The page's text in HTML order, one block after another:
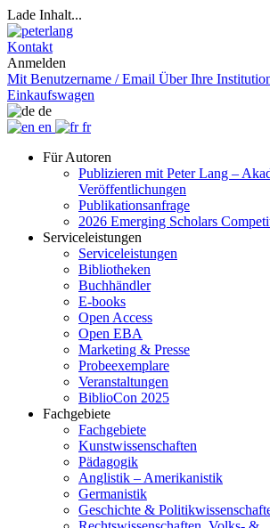
Lade Inhalt...
Kontakt
Anmelden
Mit Benutzername / Email Über Ihre
Einkaufswagen
de
en
fr
Für Autoren
Publizieren mit Peter Lang –
Veröffentlichungen
Publikationsanfrage
2026 Emerging Scholars
Serviceleistungen
Serviceleistungen
Bibliotheken
Buchhändler
E-books
Open Access
Open EBA
Marketing & Presse
Probeexemplare
Veranstaltungen
BiblioCon 2025
Fachgebiete
Fachgebiete
Kunstwissenschaften
Pädagogik
Anglistik – Amerikanistik
Germanistik
Geschichte &